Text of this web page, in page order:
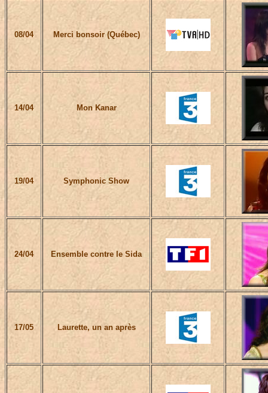
08/04 Merci bonsoir (Québec)
14/04 Mon Kanar
19/04 Symphonic Show
24/04 Ensemble contre le Sida
17/05 Laurette, un an après